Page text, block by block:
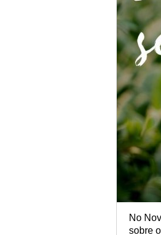
No
sobre